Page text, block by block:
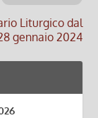
Liturgico dal
gennaio 2024